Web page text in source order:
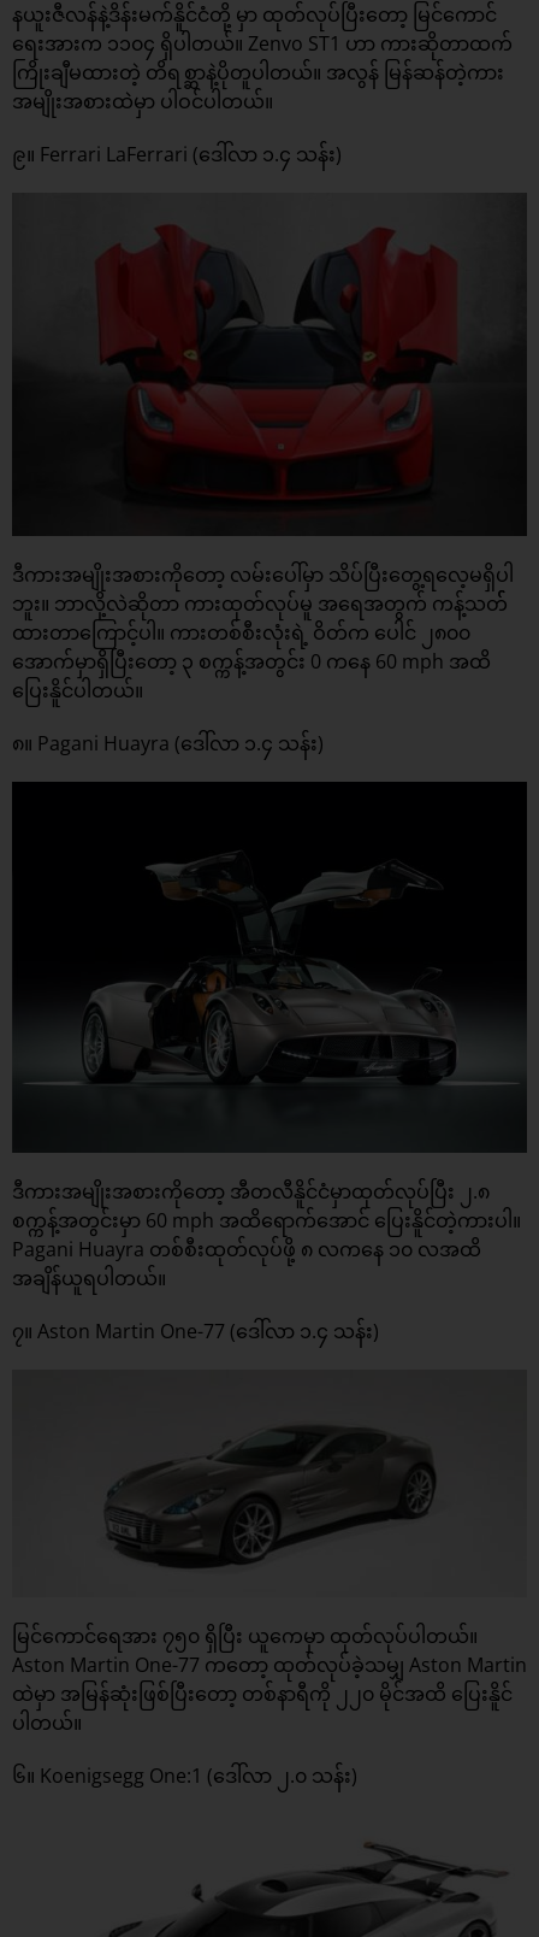
နယူးဇီလန်နဲ့ဒိန်းမက်နိူင်ငံတို့ မှာ ထုတ်လုပ်ပြီးတော့ မြင်ကောင်
ရေးအားက ၁၁၀၄ ရှိပါတယ်။ Zenvo ST1 ဟာ ကားဆိုတာထက်
ကြိုးချီမထားတဲ့ တိရစ္ဆာနဲ့ပိုတူပါတယ်။ အလွန် မြန်ဆန်တဲ့ကား
အမျိုးအစားထဲမှာ ပါဝင်ပါတယ်။
၉။ Ferrari LaFerrari (ဒေါ်လာ ၁.၄ သန်း)
ဒီကားအမျိုးအစားကိုတော့ လမ်းပေါ်မှာ သိပ်ပြီးတွေ့ရလေ့မရှိပါ
ဘူး။ ဘာလို့လဲဆိုတာ ကားထုတ်လုပ်မူ အရေအတွက် ကန့်သတ််
ထားတာကြောင့်ပါ။ ကားတစ်စီးလုံးရဲ့ ဝိတ်က ပေါင် ၂၈၀၀
အောက်မှာရှိပြီးတော့ ၃ စက္ကန့်အတွင်း 0 ကနေ 60 mph အထိ
ပြေးနိူင်ပါတယ်။
၈။ Pagani Huayra (ဒေါ်လာ ၁.၄ သန်း)
ဒီကားအမျိုးအစားကိုတော့ အီတလီနိူင်ငံမှာထုတ်လုပ်ပြီး ၂.၈
စက္ကန့်အတွင်းမှာ 60 mph အထိရောက်အောင် ပြေးနိူင်တဲ့ကားပါ။
Pagani Huayra တစ်စီးထုတ်လုပ်ဖို့ ၈ လကနေ ၁၀ လအထိ
အချိန်ယူရပါတယ်။
၇။ Aston Martin One-77 (ဒေါ်လာ ၁.၄ သန်း)
မြင်ကောင်ရေအား ၇၅၀ ရှိပြီး ယူကေမှာ ထုတ်လုပ်ပါတယ်။
Aston Martin One-77 ကတော့ ထုတ်လုပ်ခဲ့သမျှ Aston Martin
ထဲမှာ အမြန်ဆုံးဖြစ်ပြီးတော့ တစ်နာရီကို ၂၂၀ မိုင်အထိ ပြေးနိူင်
ပါတယ်။
၆။ Koenigsegg One:1 (ဒေါ်လာ ၂.၀ သန်း)